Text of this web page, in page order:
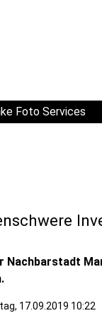
Foto Services
Nachbarstadt
17.09.2019 10:22